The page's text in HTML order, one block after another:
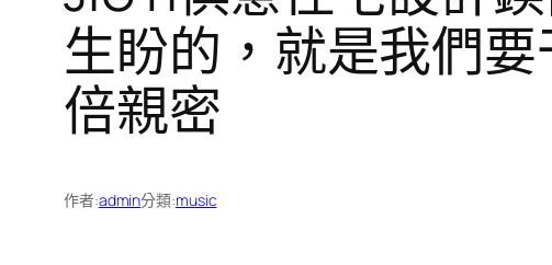
生盼的，就是我們
倍親密
作者:admin分類:music